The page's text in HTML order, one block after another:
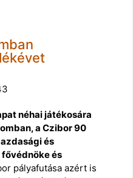
néhai játékosára
a Czibor 90
és
és
pályafutása azért is